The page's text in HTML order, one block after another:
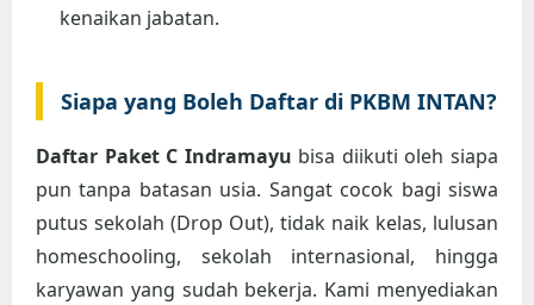
kenaikan jabatan.
Siapa yang Boleh Daftar di PKBM INTAN?
Daftar Paket C Indramayu bisa diikuti oleh siapa
pun tanpa batasan usia. Sangat cocok bagi siswa
putus sekolah (Drop Out), tidak naik kelas, lulusan
homeschooling, sekolah internasional, hingga
karyawan yang sudah bekerja. Kami menyediakan